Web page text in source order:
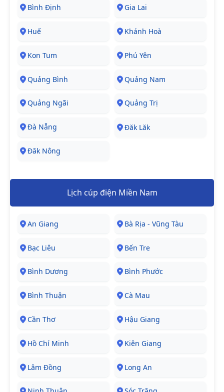
Bình Định Gia Lai
Huế Khánh Hoà
Kon Tum Phú Yên
Quảng Bình Quảng Nam
Quảng Ngãi Quảng Trị
Đà Nẵng Đăk Lăk
Đăk Nông
Lịch cúp điện Miền Nam
An Giang Bà Rịa - Vũng Tàu
Bạc Liêu Bến Tre
Bình Dương Bình Phước
Bình Thuận Cà Mau
Cần Thơ Hậu Giang
Hồ Chí Minh Kiên Giang
Lâm Đồng Long An